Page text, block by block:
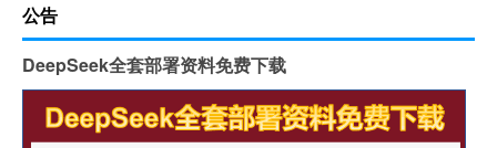
公告
DeepSeek全套部署资料免费下载